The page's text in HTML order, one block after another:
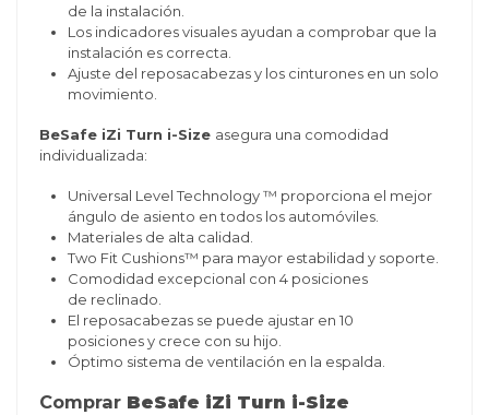
de la instalación.
Los indicadores visuales ayudan a comprobar que la
instalación es correcta.
Ajuste del reposacabezas y los cinturones en un solo
movimiento.
BeSafe iZi Turn i-Size asegura una comodidad
individualizada:
Universal Level Technology ™ proporciona el mejor
ángulo de asiento en todos los automóviles.
Materiales de alta calidad.
Two Fit Cushions™ para mayor estabilidad y soporte.
Comodidad excepcional con 4 posiciones
de reclinado.
El reposacabezas se puede ajustar en 10
posiciones y crece con su hijo.
Óptimo sistema de ventilación en la espalda.
Comprar BeSafe iZi Turn i-Size